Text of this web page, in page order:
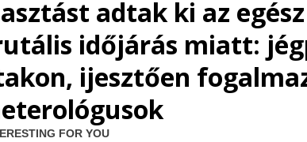
adtak ki az
időjárás miatt:
ijesztően